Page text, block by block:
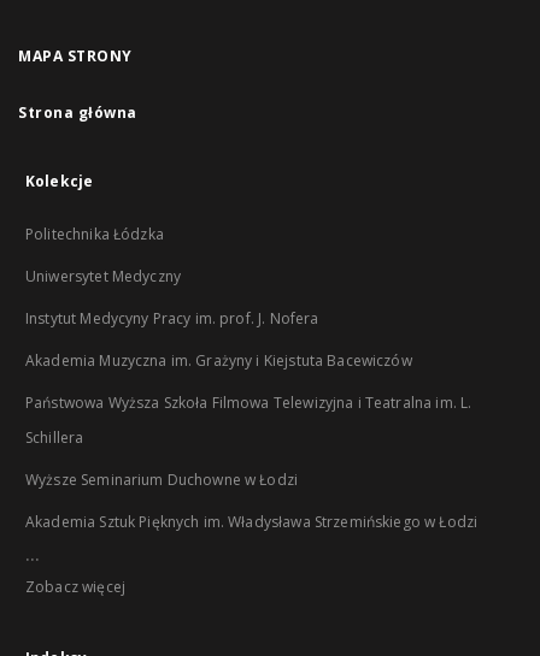
MAPA STRONY
Strona główna
Kolekcje
Politechnika Łódzka
Uniwersytet Medyczny
Instytut Medycyny Pracy im. prof. J. Nofera
Akademia Muzyczna im. Grażyny i Kiejstuta Bacewiczów
Państwowa Wyższa Szkoła Filmowa Telewizyjna i Teatralna im. L.
Schillera
Wyższe Seminarium Duchowne w Łodzi
Akademia Sztuk Pięknych im. Władysława Strzemińskiego w Łodzi
...
Zobacz więcej